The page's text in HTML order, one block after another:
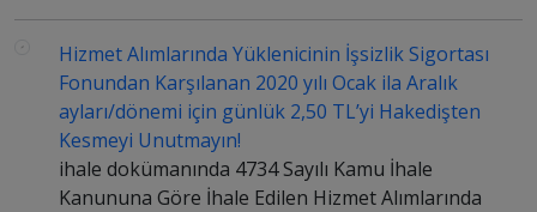
Hizmet Alımlarında Yüklenicinin İşsizlik Sigortası
Fonundan Karşılanan 2020 yılı Ocak ila Aralık
ayları/dönemi için günlük 2,50 TL’yi Hakedişten
Kesmeyi Unutmayın!
ihale dokümanında 4734 Sayılı Kamu İhale
Kanununa Göre İhale Edilen Hizmet Alımlarında